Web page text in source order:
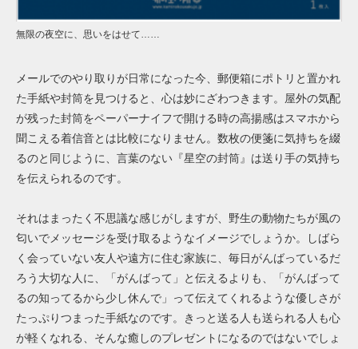
無限の夜空に、思いをはせて……
メールでのやり取りが日常になった今、郵便箱にポトリと置かれ
た手紙や封筒を見つけると、心は妙にざわつきます。屋外の気配
が残った封筒をペーパーナイフで開ける時の高揚感はスマホから
聞こえる着信音とは比較になりません。数枚の便箋に気持ちを綴
るのと同じように、言葉のない『星空の封筒』は送り手の気持ち
を伝えられるのです。
それはまったく不思議な感じがしますが、野生の動物たちが風の
匂いでメッセージを受け取るようなイメージでしょうか。しばら
く会っていない友人や遠方に住む家族に、毎日がんばっているだ
ろう大切な人に、「がんばって」と伝えるよりも、「がんばって
るの知ってるから少し休んで」って伝えてくれるような優しさが
たっぷりつまった手紙なのです。きっと送る人も送られる人も心
が軽くなれる、そんな癒しのプレゼントになるのではないでしょ